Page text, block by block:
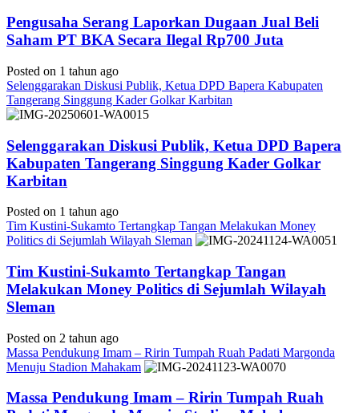
Pengusaha Serang Laporkan Dugaan Jual Beli
Saham PT BKA Secara Ilegal Rp700 Juta
Posted on 1 tahun ago
Selenggarakan Diskusi Publik, Ketua DPD Bapera Kabupaten
Tangerang Singgung Kader Golkar Karbitan
Selenggarakan Diskusi Publik, Ketua DPD Bapera
Kabupaten Tangerang Singgung Kader Golkar
Karbitan
Posted on 1 tahun ago
Tim Kustini-Sukamto Tertangkap Tangan Melakukan Money
Politics di Sejumlah Wilayah Sleman
Tim Kustini-Sukamto Tertangkap Tangan
Melakukan Money Politics di Sejumlah Wilayah
Sleman
Posted on 2 tahun ago
Massa Pendukung Imam – Ririn Tumpah Ruah Padati Margonda
Menuju Stadion Mahakam
Massa Pendukung Imam – Ririn Tumpah Ruah